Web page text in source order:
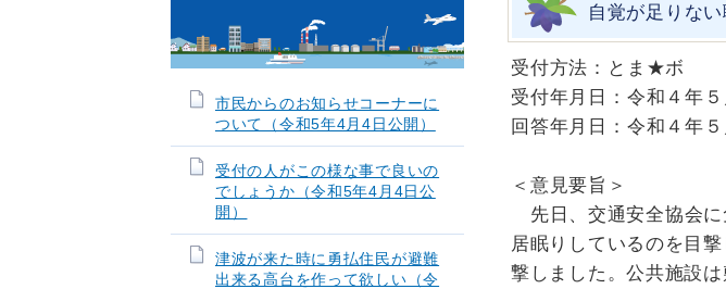
自覚が足りな
受付方法：とま★ボ
受付年月日：令和４年５
回答年月日：令和４年５
＜意見要旨＞
先日、交通安全協会
居眠りしているのを目
撃しました。公共施設
市民からのお知らせコーナーに
ついて（令和5年4月4日公開）
受付の人がこの様な事で良いの
でしょうか（令和5年4月4日公
開）
津波が来た時に勇払住民が避難
出来る高台を作って欲しい（令